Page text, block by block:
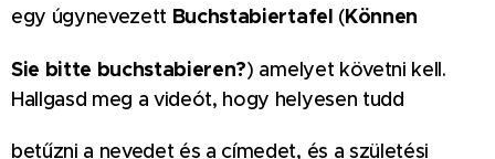
egy úgynevezett Buchstabiertafel (Können
Sie bitte buchstabieren?) amelyet követni kell.
Hallgasd meg a videót, hogy helyesen tudd
betűzni a nevedet és a címedet, és a születési